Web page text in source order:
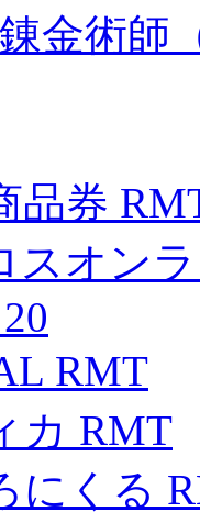
金術師
品券
スオン
RMT
カ RMT
にくる